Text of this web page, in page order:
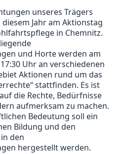
unseres Trägers
Jahr am Aktionstag
in Chemnitz.
und Horte werden am
Uhr an verschiedenen
Aktionen rund um das
stattfinden. Es ist
die Rechte, Bedürfnisse
aufmerksam zu machen.
Bedeutung soll ein
Bildung und den
den
hergestellt werden.